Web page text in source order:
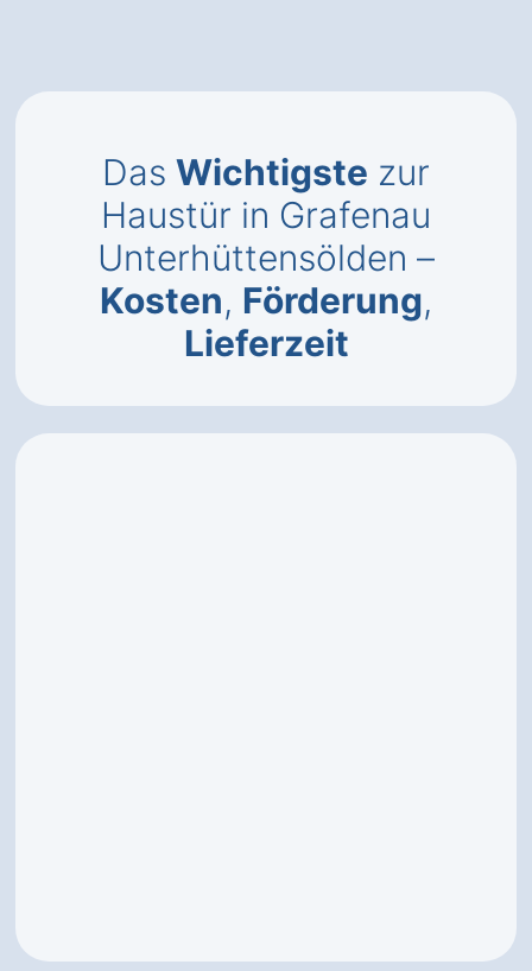
Das Wichtigste zur
Haustür in Grafenau
Unterhüttensölden –
Kosten, Förderung,
Lieferzeit